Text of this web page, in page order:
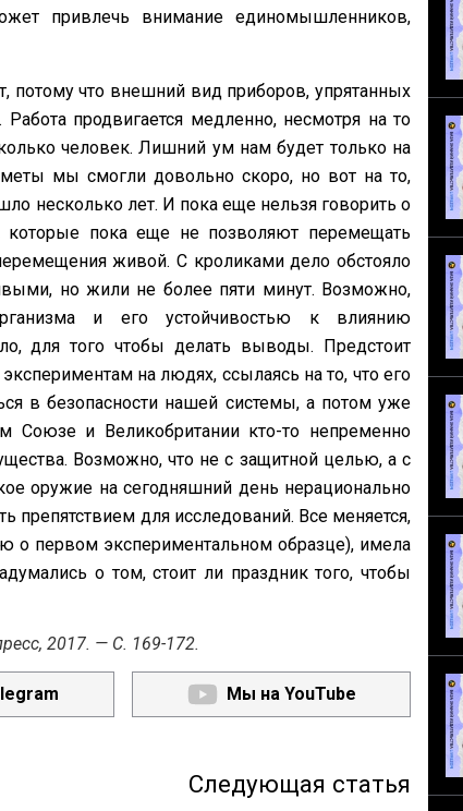
привлечь внимание единомышленников,
потому что внешний вид приборов, упрятанных
продвигается медленно, несмотря на то
человек. Лишний ум нам будет только на
мы смогли довольно скоро, но вот на то,
несколько лет. И пока еще нельзя говорить о
которые пока еще не позволяют перемещать
живой. С кроликами дело обстояло
но жили не более пяти минут. Возможно,
и его устойчивостью к влиянию
для того чтобы делать выводы. Предстоит
на людях, ссылаясь на то, что его
в безопасности нашей системы, а потом уже
Союзе и Великобритании кто-то непременно
Возможно, что не с защитной целью, а с
оружие на сегодняшний день нерационально
препятствием для исследований. Все меняется,
о первом экспериментальном образце), имела
о том, стоит ли праздник того, чтобы
2017. — С. 169-172.
Мы на YouTube
Следующая статья